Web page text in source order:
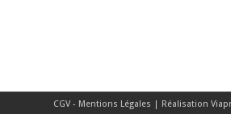
CGV - Mentions Légales | Réalisation